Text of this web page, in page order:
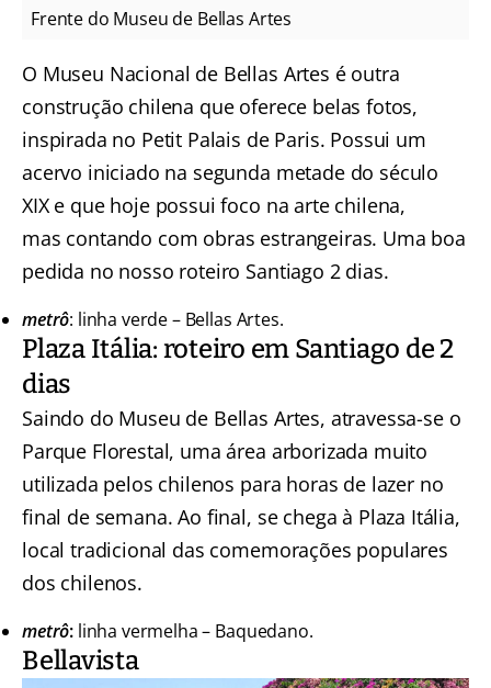
Frente do Museu de Bellas Artes
O Museu Nacional de Bellas Artes é outra
construção chilena que oferece belas fotos,
inspirada no Petit Palais de Paris. Possui um
acervo iniciado na segunda metade do século
XIX e que hoje possui foco na arte chilena,
mas contando com obras estrangeiras. Uma boa
pedida no nosso roteiro Santiago 2 dias.
metrô: linha verde – Bellas Artes.
Plaza Itália: roteiro em Santiago de 2
dias
Saindo do Museu de Bellas Artes, atravessa-se o
Parque Florestal, uma área arborizada muito
utilizada pelos chilenos para horas de lazer no
final de semana. Ao final, se chega à Plaza Itália,
local tradicional das comemorações populares
dos chilenos.
metrô: linha vermelha – Baquedano.
Bellavista